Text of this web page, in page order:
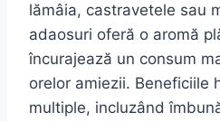
lămâia, castravetele sau
adaosuri oferă o aromă
încurajează un consum
orelor amiezii. Beneficiile
multiple, incluzând